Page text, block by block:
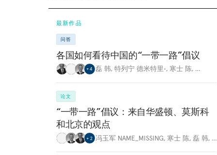
最新作品
问答
各国如何看待中国的“一带一路”倡议
+4 磊 韩, 特列宁 德米特里•, 寒士 陈, …
论文
“一带一路”倡议：来自华盛顿、莫斯科
和北京的观点
+ 2 冯玉军 NAME_MISSING, 寒士 陈, 磊 韩, …